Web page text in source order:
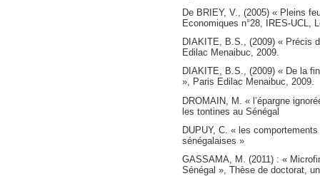
De BRIEY, V., (2005) « Pleins
Economiques n°28, IRES-UCL,
DIAKITE, B.S., (2009) « Précis
Edilac Menaibuc, 2009.
DIAKITE, B.S., (2009) « De la
», Paris Edilac Menaibuc, 2009.
DROMAIN, M. « l’épargne
les tontines au Sénégal
DUPUY, C. « les
sénégalaises »
GASSAMA, M. (2011) : «
Sénégal », Thèse de doctorat,